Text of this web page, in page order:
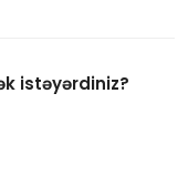
istəyərdiniz?